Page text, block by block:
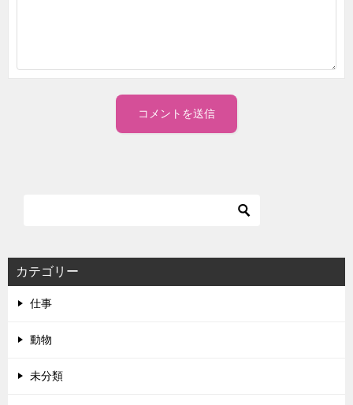
カテゴリー
仕事
動物
未分類